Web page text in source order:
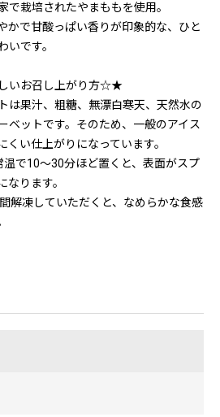
で栽培されたやまももを使用。
かで甘酸っぱい香りが印象的な、ひと
いです。
いお召し上がり方☆★
は果汁、粗糖、無漂白寒天、天然水の
ベットです。そのため、一般のアイス
くい仕上がりになっています。
で10〜30分ほど置くと、表面がスプ
なります。
解凍していただくと、なめらかな食感